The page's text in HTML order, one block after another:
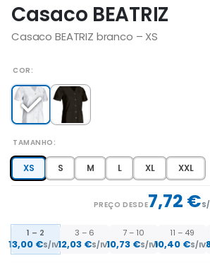
Casaco BEATRIZ
Casaco BEATRIZ branco – XS
COR
TAMANHO
XS S M L XL XXL
PREÇO DESDE7,72 €
1 – 2
13,00 €S/IVA
3 – 6
12,03 €S/IVA
7 – 10
10,73 €S/IVA
11 – 49
10,40 €S/IVA